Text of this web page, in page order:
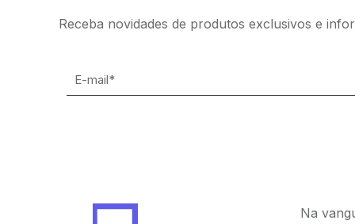
Receba novidades de produtos exclusivos e
Na